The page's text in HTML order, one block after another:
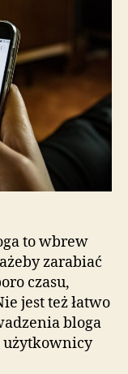
to wbrew
zarabiać
czasu,
jest też łatwo
bloga